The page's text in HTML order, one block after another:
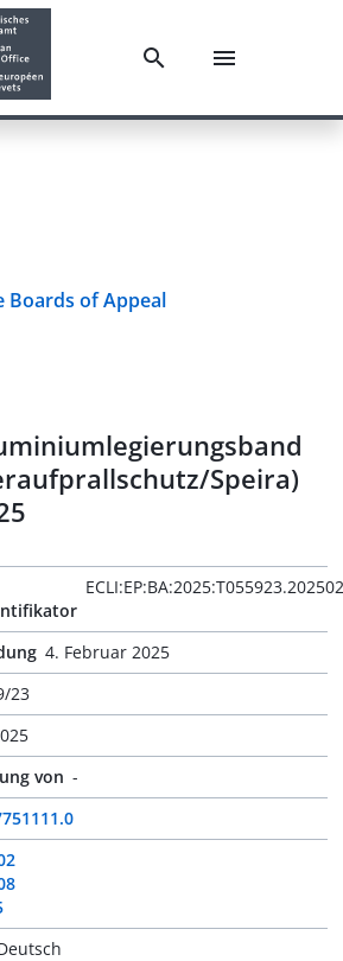
Boards of Appeal
Speira)
4. Februar 2025
23
von -